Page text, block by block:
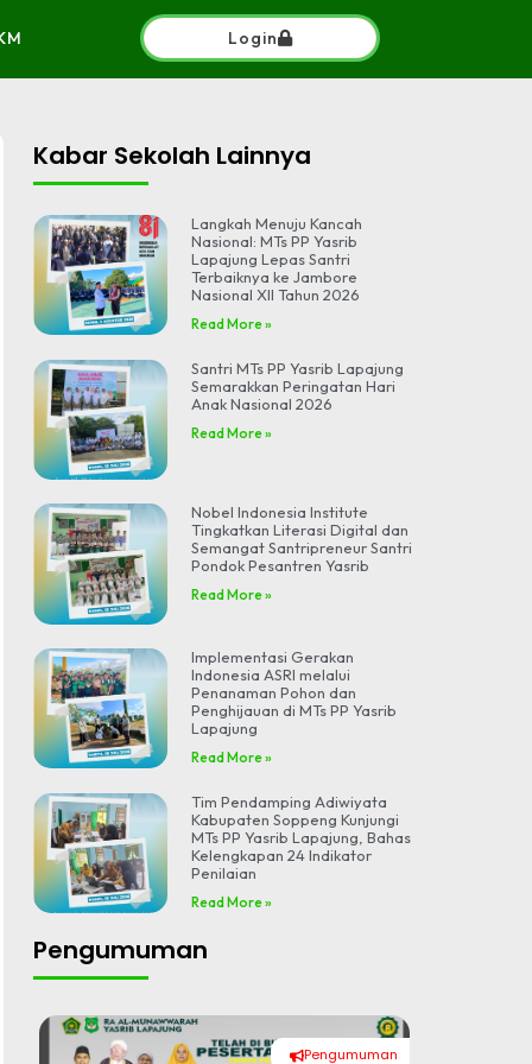
Login
Kabar Sekolah Lainnya
Langkah Menuju Kancah
Nasional: MTs PP Yasrib
Lapajung Lepas Santri
Terbaiknya ke Jambore
Nasional XII Tahun 2026
Read More »
Santri MTs PP Yasrib Lapajung
Semarakkan Peringatan Hari
Anak Nasional 2026
Read More »
Nobel Indonesia Institute
Tingkatkan Literasi Digital dan
Semangat Santripreneur Santri
Pondok Pesantren Yasrib
Read More »
Implementasi Gerakan
Indonesia ASRI melalui
Penanaman Pohon dan
Penghijauan di MTs PP Yasrib
Lapajung
Read More »
Tim Pendamping Adiwiyata
Kabupaten Soppeng Kunjungi
MTs PP Yasrib Lapajung, Bahas
Kelengkapan 24 Indikator
Penilaian
Read More »
Pengumuman
Pengumuman